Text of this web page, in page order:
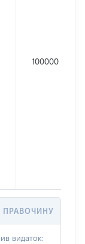
100000
ПРАВОЧИНУ
видаток: